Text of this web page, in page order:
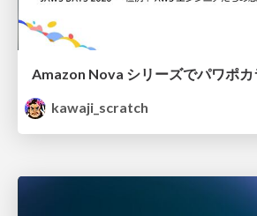
Amazon Nova シリーズでパワポ
kawaji_scratch